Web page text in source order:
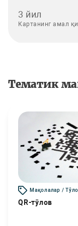
3 йил
Картанинг амал
Тематик
Мақолалар /
QR-тўлов